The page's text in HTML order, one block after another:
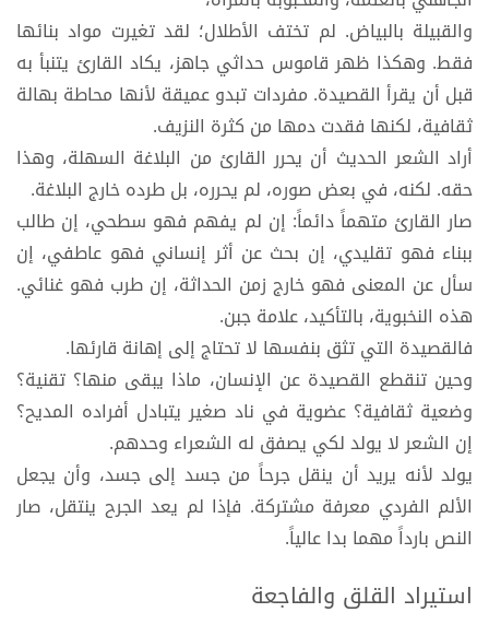
والقبيلة بالبياض. لم تختف الأطلال؛ لقد تغيرت مواد بنائها
فقط. وهكذا ظهر قاموس حداثي جاهز، يكاد القارئ يتنبأ به
قبل أن يقرأ القصيدة. مفردات تبدو عميقة لأنها محاطة بهالة
ثقافية، لكنها فقدت دمها من كثرة النزيف.
أراد الشعر الحديث أن يحرر القارئ من البلاغة السهلة، وهذا
حقه. لكنه، في بعض صوره، لم يحرره، بل طرده خارج البلاغة.
صار القارئ متهماً دائماً: إن لم يفهم فهو سطحي، إن طالب
ببناء فهو تقليدي، إن بحث عن أثر إنساني فهو عاطفي، إن
سأل عن المعنى فهو خارج زمن الحداثة، إن طرب فهو غنائي.
هذه النخبوية، بالتأكيد، علامة جبن.
فالقصيدة التي تثق بنفسها لا تحتاج إلى إهانة قارئها.
وحين تنقطع القصيدة عن الإنسان، ماذا يبقى منها؟ تقنية؟
وضعية ثقافية؟ عضوية في ناد صغير يتبادل أفراده المديح؟
إن الشعر لا يولد لكي يصفق له الشعراء وحدهم.
يولد لأنه يريد أن ينقل جرحاً من جسد إلى جسد، وأن يجعل
الألم الفردي معرفة مشتركة. فإذا لم يعد الجرح ينتقل، صار
النص بارداً مهما بدا عالياً.
استيراد القلق والفاجعة